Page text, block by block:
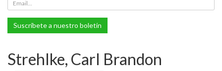
Suscríbete a nuestro boletín
Strehlke, Carl Brandon